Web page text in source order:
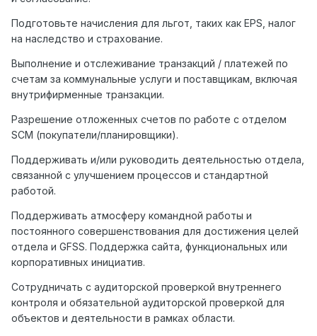
Подготовьте начисления для льгот, таких как EPS, налог
на наследство и страхование.
Выполнение и отслеживание транзакций / платежей по
счетам за коммунальные услуги и поставщикам, включая
внутрифирменные транзакции.
Разрешение отложенных счетов по работе с отделом
SCM (покупатели/планировщики).
Поддерживать и/или руководить деятельностью отдела,
связанной с улучшением процессов и стандартной
работой.
Поддерживать атмосферу командной работы и
постоянного совершенствования для достижения целей
отдела и GFSS. Поддержка сайта, функциональных или
корпоративных инициатив.
Сотрудничать с аудиторской проверкой внутреннего
контроля и обязательной аудиторской проверкой для
объектов и деятельности в рамках области.